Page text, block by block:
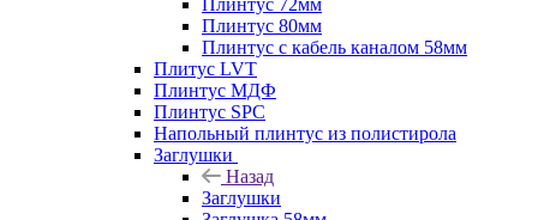
Плинтус 80мм
Плинтус с кабель каналом 58мм
Плитус LVT
Плинтус МДФ
Плинтус SPC
Напольный плинтус из полистирола
Заглушки
Назад
Заглушки